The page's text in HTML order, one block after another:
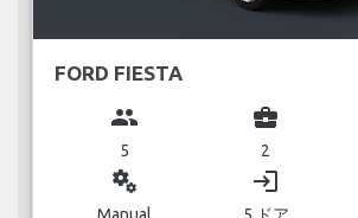
FORD FIESTA
group
5
business_center
2
miscellaneous_services login